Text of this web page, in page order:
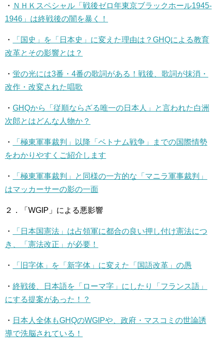
・ ＮＨＫスペシャル「戦後ゼロ年東京ブラックホール1945-
1946」は終戦後の闇を暴く！
・
「国史」を「日本史」に変えた理由は？GHQによる教育
改革とその影響とは？
・ 蛍の光には3番・4番の歌詞がある！戦後、歌詞が抹消・
改作・改変された唱歌
・ GHQから「従順ならざる唯一の日本人」と言われた白洲
次郎とはどんな人物か？
・
「極東軍事裁判」以降「ベトナム戦争」までの国際情勢
をわかりやすくご紹介します
・
「極東軍事裁判」と同様の一方的な「マニラ軍事裁判」
はマッカーサーの影の一面
２．「WGIP」による悪影響
・
「日本国憲法」は占領軍に都合の良い押し付け憲法につ
き、「憲法改正」が必要！
・ 「旧字体」を「新字体」に変えた「国語改革」の愚
・ 終戦後、日本語を「ローマ字」にしたり「フランス語」
にする提案があった！？
・ 日本人全体もGHQのWGIPや、政府・マスコミの世論誘
導で洗脳されている！